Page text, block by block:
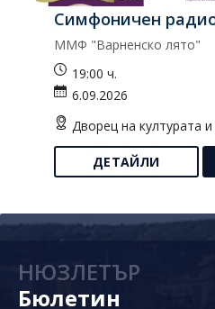
Симфоничен
ММФ "Варненско лято"
19:00 ч.
6.09.2026
Дворец на културата
ДЕТАЙЛИ
НЮЗЛЕТЪР
Бюлетин